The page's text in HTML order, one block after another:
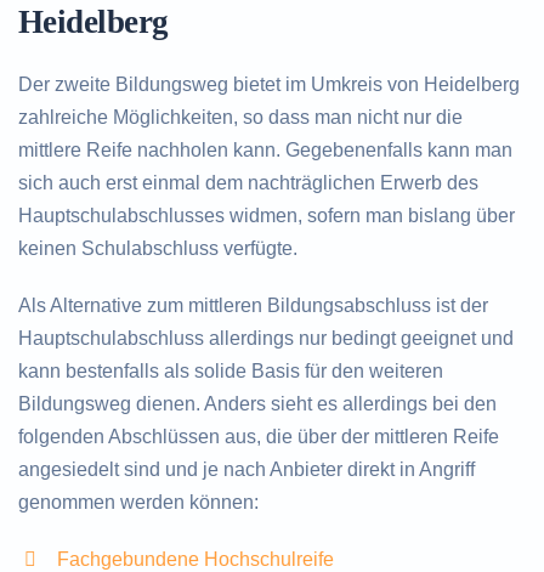
Heidelberg
Der zweite Bildungsweg bietet im Umkreis von Heidelberg
zahlreiche Möglichkeiten, so dass man nicht nur die
mittlere Reife nachholen kann. Gegebenenfalls kann man
sich auch erst einmal dem nachträglichen Erwerb des
Hauptschulabschlusses widmen, sofern man bislang über
keinen Schulabschluss verfügte.
Als Alternative zum mittleren Bildungsabschluss ist der
Hauptschulabschluss allerdings nur bedingt geeignet und
kann bestenfalls als solide Basis für den weiteren
Bildungsweg dienen. Anders sieht es allerdings bei den
folgenden Abschlüssen aus, die über der mittleren Reife
angesiedelt sind und je nach Anbieter direkt in Angriff
genommen werden können:
Fachgebundene Hochschulreife